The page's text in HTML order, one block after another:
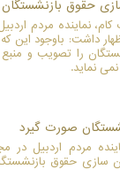
حقوق
نماینده مردم
داشت: باوجود این
را تصویب و منبع
نماید.
صورت گیرد
مردم اردبیل در
سازی حقوق